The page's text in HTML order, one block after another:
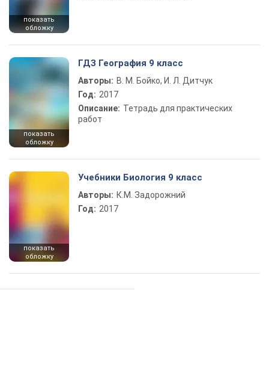
показать
обложку
показать
обложку
ГДЗ География 9 класс
Авторы: В. М. Бойко, И. Л. Дитчук
Год: 2017
Описание: Тетрадь для практических
работ
показать
обложку
Учебники Биология 9 класс
Авторы: К.М. Задорожний
Год: 2017